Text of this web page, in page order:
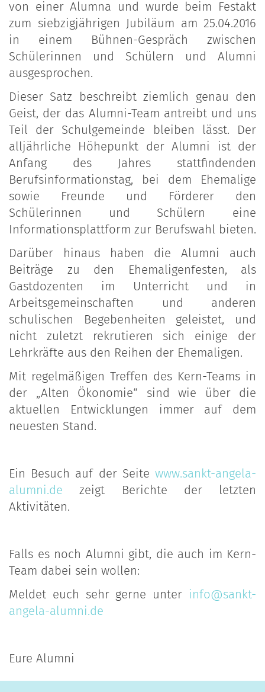
von einer Alumna und wurde beim Festakt
zum siebzigjährigen Jubiläum am 25.04.2016
in einem Bühnen-Gespräch zwischen
Schülerinnen und Schülern und Alumni
ausgesprochen.
Dieser Satz beschreibt ziemlich genau den
Geist, der das Alumni-Team antreibt und uns
Teil der Schulgemeinde bleiben lässt. Der
alljährliche Höhepunkt der Alumni ist der
Anfang des Jahres stattfindenden
Berufsinformationstag, bei dem Ehemalige
sowie Freunde und Förderer den
Schülerinnen und Schülern eine
Informationsplattform zur Berufswahl bieten.
Darüber hinaus haben die Alumni auch
Beiträge zu den Ehemaligenfesten, als
Gastdozenten im Unterricht und in
Arbeitsgemeinschaften und anderen
schulischen Begebenheiten geleistet, und
nicht zuletzt rekrutieren sich einige der
Lehrkräfte aus den Reihen der Ehemaligen.
Mit regelmäßigen Treffen des Kern-Teams in
der „Alten Ökonomie“ sind wie über die
aktuellen Entwicklungen immer auf dem
neuesten Stand.
Ein Besuch auf der Seite www.sankt-angela-
alumni.de zeigt Berichte der letzten
Aktivitäten.
Falls es noch Alumni gibt, die auch im Kern-
Team dabei sein wollen:
Meldet euch sehr gerne unter info@sankt-
angela-alumni.de
Eure Alumni